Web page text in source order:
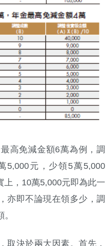
高免減金額6萬為例，調
5,000元，少領5萬5,000
上，10萬5,000元即為此一
亦即不論現在領多少，調
取決於兩大因素。首先，